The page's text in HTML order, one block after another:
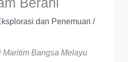
dan Penemuan /
Bangsa Melayu